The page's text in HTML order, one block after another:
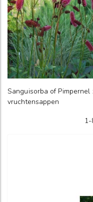
Sanguisorba of
vruchtensappen
1-